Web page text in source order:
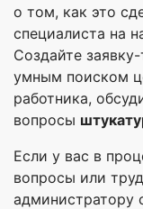
о том, как это
специалиста на
Создайте
умным поиском
работника,
вопросы
Если у вас в
вопросы или
администратору